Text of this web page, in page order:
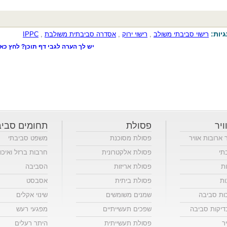
רישוי סביבתי משולב , רישוי ירוק , אסדרה סביבתית משולבת ,
IPPC
יש לך הערה לגבי דף תוכן? לחץ
ארובות אוויר
סביבה
סביבה
פסולת
פסולת מסוכנת
פסולת אלקטרונית
פסולת אריזות
פסולת ביתית
שמנים משומשים
שפכים תעשייתיים
פסולת תעשייתית
תחומים
משפט סביבתי
חרבות ברזל
הסביבה
אסבסט
שינוי אקלים
מפגעי רעש
היתר רעלים